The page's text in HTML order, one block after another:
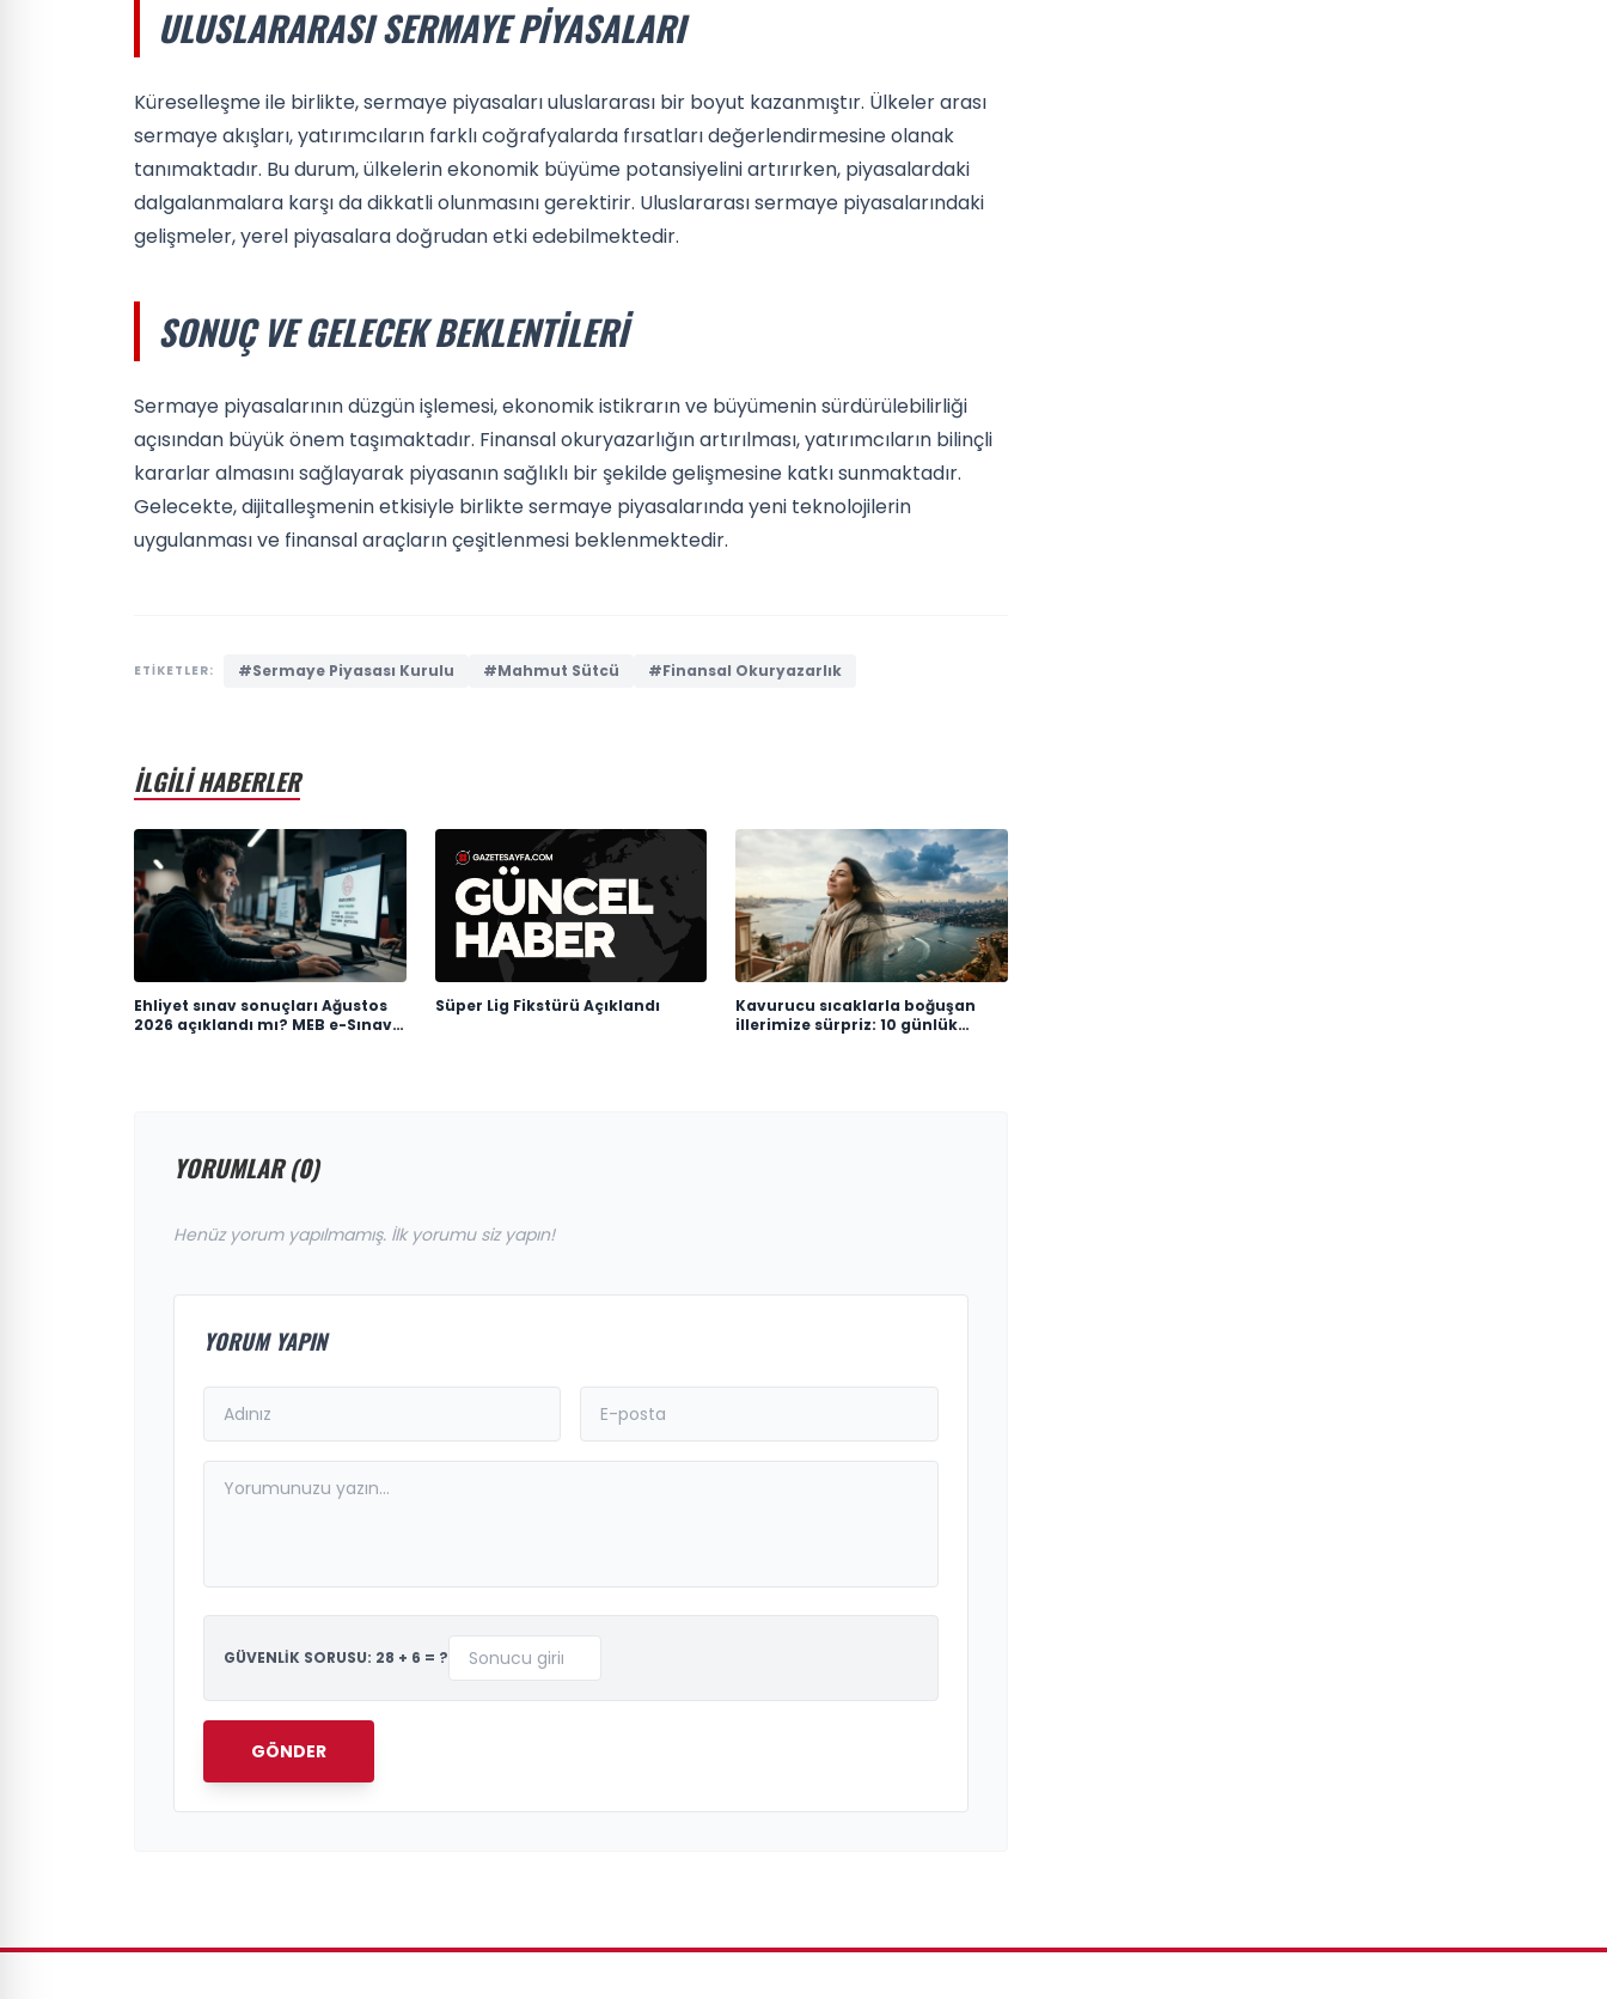
ULUSLARARASI SERMAYE PIYASALARI
Küreselleşme ile birlikte, sermaye piyasaları uluslararası bir boyut kazanmıştır. Ülkeler arası
sermaye akışları, yatırımcıların farklı coğrafyalarda fırsatları değerlendirmesine olanak
tanımaktadır. Bu durum, ülkelerin ekonomik büyüme potansiyelini artırırken, piyasalardaki
dalgalanmalara karşı da dikkatli olunmasını gerektirir. Uluslararası sermaye piyasalarındaki
gelişmeler, yerel piyasalara doğrudan etki edebilmektedir.
SONUÇ VE GELECEK BEKLENTILERI
Sermaye piyasalarının düzgün işlemesi, ekonomik istikrarın ve büyümenin sürdürülebilirliği
açısından büyük önem taşımaktadır. Finansal okuryazarlığın artırılması, yatırımcıların bilinçli
kararlar almasını sağlayarak piyasanın sağlıklı bir şekilde gelişmesine katkı sunmaktadır.
Gelecekte, dijitalleşmenin etkisiyle birlikte sermaye piyasalarında yeni teknolojilerin
uygulanması ve finansal araçların çeşitlenmesi beklenmektedir.
ETİKETLER: #Sermaye Piyasası Kurulu #Mahmut Sütcü #Finansal Okuryazarlık
İLGİLİ HABERLER
Ehliyet sınav sonuçları Ağustos
2026 açıklandı mı? MEB e-Sınav
Süper Lig Fikstürü Açıklandı
Kavurucu sıcaklarla boğuşan
illerimize sürpriz: 10 günlük
YORUMLAR (0)
Henüz yorum yapılmamış. İlk yorumu siz yapın!
YORUM YAPIN
GÜVENLİK SORUSU: 28 + 6 = ?
GÖNDER